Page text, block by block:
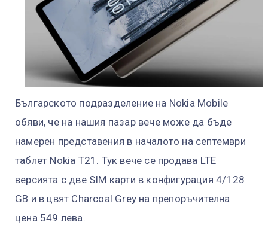
Българското подразделение на Nokia Mobile
обяви, че на нашия пазар вече може да бъде
намерен представения в началото на септември
таблет Nokia T21. Тук вече се продава LTE
версията с две SIM карти в конфигурация 4/128
GB и в цвят Charcoal Grey на препоръчителна
цена 549 лева.